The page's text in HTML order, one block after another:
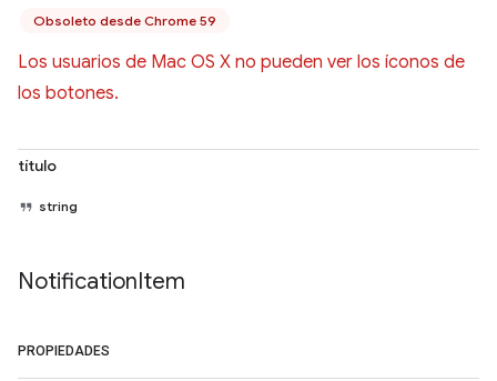
Obsoleto desde Chrome 59
Los usuarios de Mac OS X no pueden ver los íconos de
los botones.
título
string
NotificationItem
PROPIEDADES